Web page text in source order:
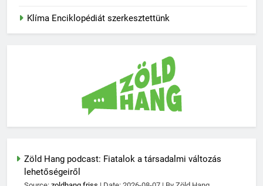
Klíma Enciklopédiát szerkesztettünk
Zöld Hang podcast: Fiatalok a társadalmi változás
lehetőségeiről